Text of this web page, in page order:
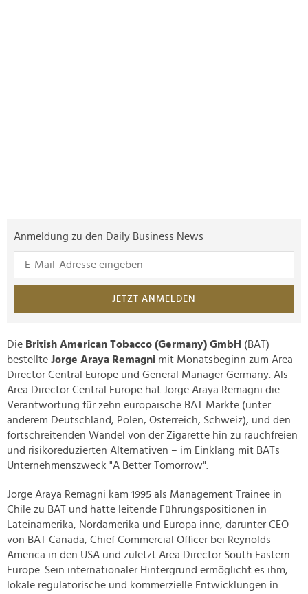
Anmeldung zu den Daily Business News
JETZT ANMELDEN
Die British American Tobacco (Germany) GmbH (BAT)
bestellte Jorge Araya Remagni mit Monatsbeginn zum Area
Director Central Europe und General Manager Germany. Als
Area Director Central Europe hat Jorge Araya Remagni die
Verantwortung für zehn europäische BAT Märkte (unter
anderem Deutschland, Polen, Österreich, Schweiz), und den
fortschreitenden Wandel von der Zigarette hin zu rauchfreien
und risikoreduzierten Alternativen – im Einklang mit BATs
Unternehmenszweck "A Better Tomorrow".
Jorge Araya Remagni kam 1995 als Management Trainee in
Chile zu BAT und hatte leitende Führungspositionen in
Lateinamerika, Nordamerika und Europa inne, darunter CEO
von BAT Canada, Chief Commercial Officer bei Reynolds
America in den USA und zuletzt Area Director South Eastern
Europe. Sein internationaler Hintergrund ermöglicht es ihm,
lokale regulatorische und kommerzielle Entwicklungen in